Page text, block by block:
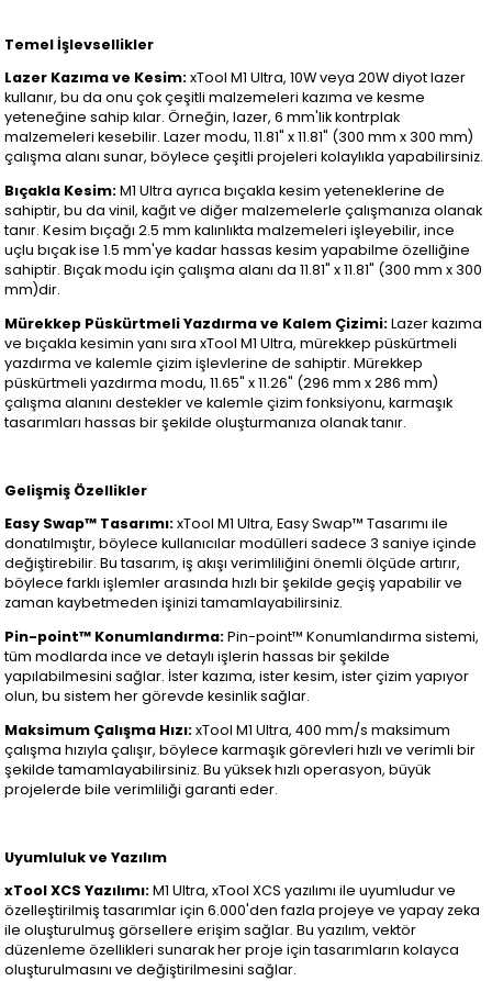
Temel İşlevsellikler
Lazer Kazıma ve Kesim:xTool M1 Ultra, 10W veya 20W diyot lazer
kullanır, bu da onu çok çeşitli malzemeleri kazıma ve kesme
yeteneğine sahip kılar. Örneğin, lazer, 6 mm'lik kontrplak
malzemeleri kesebilir. Lazer modu, 11.81" x 11.81" (300 mm x 300 mm)
çalışma alanı sunar, böylece çeşitli projeleri kolaylıkla yapabilirsiniz.
Bıçakla Kesim:M1 Ultra ayrıca bıçakla kesim yeteneklerine de
sahiptir, bu da vinil, kağıt ve diğer malzemelerle çalışmanıza olanak
tanır. Kesim bıçağı 2.5 mm kalınlıkta malzemeleri işleyebilir, ince
uçlu bıçak ise 1.5 mm'ye kadar hassas kesim yapabilme özelliğine
sahiptir. Bıçak modu için çalışma alanı da 11.81" x 11.81" (300 mm x 300
mm)dir.
Mürekkep Püskürtmeli Yazdırma ve Kalem Çizimi:Lazer kazıma
ve bıçakla kesimin yanı sıra xTool M1 Ultra, mürekkep püskürtmeli
yazdırma ve kalemle çizim işlevlerine de sahiptir. Mürekkep
püskürtmeli yazdırma modu, 11.65" x 11.26" (296 mm x 286 mm)
çalışma alanını destekler ve kalemle çizim fonksiyonu, karmaşık
tasarımları hassas bir şekilde oluşturmanıza olanak tanır.
Gelişmiş Özellikler
Easy Swap™ Tasarımı:xTool M1 Ultra, Easy Swap™ Tasarımı ile
donatılmıştır, böylece kullanıcılar modülleri sadece 3 saniye içinde
değiştirebilir. Bu tasarım, iş akışı verimliliğini önemli ölçüde artırır,
böylece farklı işlemler arasında hızlı bir şekilde geçiş yapabilir ve
zaman kaybetmeden işinizi tamamlayabilirsiniz.
Pin-point™ Konumlandırma:Pin-point™ Konumlandırma sistemi,
tüm modlarda ince ve detaylı işlerin hassas bir şekilde
yapılabilmesini sağlar. İster kazıma, ister kesim, ister çizim yapıyor
olun, bu sistem her görevde kesinlik sağlar.
Maksimum Çalışma Hızı:xTool M1 Ultra, 400 mm/s maksimum
çalışma hızıyla çalışır, böylece karmaşık görevleri hızlı ve verimli bir
şekilde tamamlayabilirsiniz. Bu yüksek hızlı operasyon, büyük
projelerde bile verimliliği garanti eder.
Uyumluluk ve Yazılım
xTool XCS Yazılımı:M1 Ultra, xTool XCS yazılımı ile uyumludur ve
özelleştirilmiş tasarımlar için 6.000'den fazla projeye ve yapay zeka
ile oluşturulmuş görsellere erişim sağlar. Bu yazılım, vektör
düzenleme özellikleri sunarak her proje için tasarımların kolayca
oluşturulmasını ve değiştirilmesini sağlar.